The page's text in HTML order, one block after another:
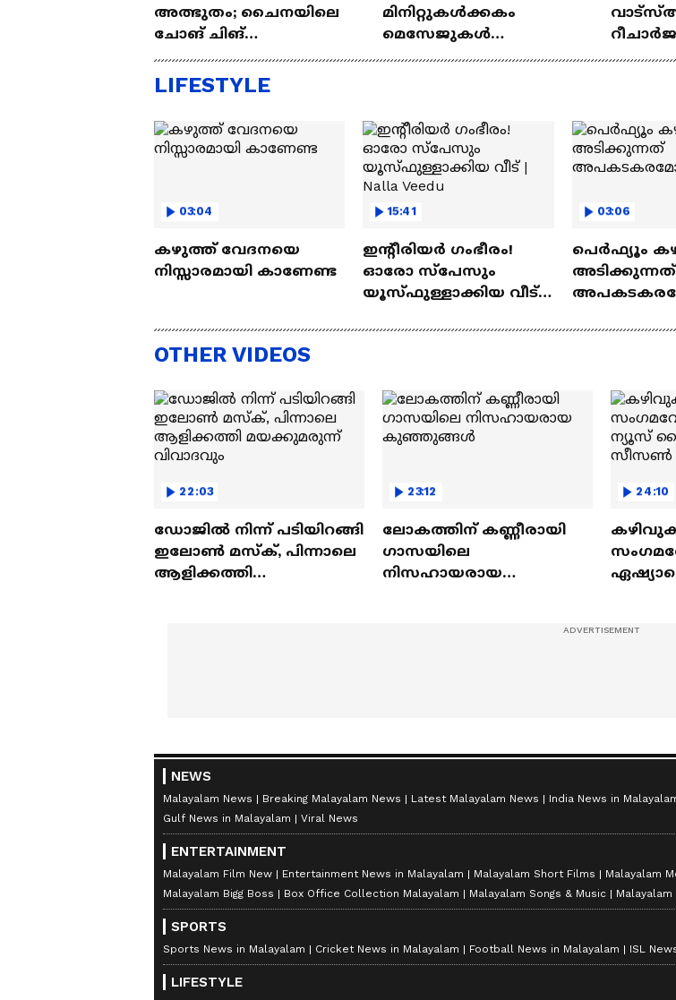
അത്ഭുതം; ചൈനയിലെ
ചോങ് ചിങ്
Chongqing Railway Station
മിനിറ്റുകൾക്കകം
മെസേജുകള്‍
LIFESTYLE
03:04
കഴുത്ത് വേദനയെ
നിസ്സാരമായി കാണേണ്ട
15:41
ഇന്റീരിയർ ഗംഭീരം!
ഓരോ സ്‌പേസും
യൂസ്ഫുള്ളാക്കിയ വീട് |
03:06
പെർഫ്യൂം
അടിക്കുന്നത്
OTHER VIDEOS
22:03
ഡോജിൽ നിന്ന് പടിയിറങ്ങി
ഇലോൺ മസ്ക്, പിന്നാലെ
ആളിക്കത്തി
23:12
ലോകത്തിന് കണ്ണീരായി
ഗാസയിലെ
നിസഹായരായ
24:10
NEWS
Malayalam News Breaking Malayalam News Latest Malayalam News India News in
Gulf News in Malayalam
Viral News
ENTERTAINMENT
Malayalam Film New Entertainment News in Malayalam Malayalam Short Films Malayalam
Malayalam Bigg Boss
Box Office Collection Malayalam Malayalam Songs & Music
SPORTS
Sports News in Malayalam Cricket News in Malayalam Football News in Malayalam ISL
LIFESTYLE